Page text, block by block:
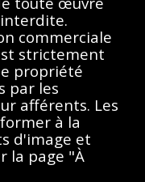
<<<
commerciale
strictement
propriété
par les
afférents. Les
à la
d'image et
la page "À